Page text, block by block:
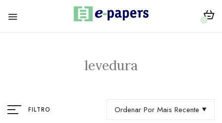
0
levedura
FILTRO Ordenar Por Mais Recente